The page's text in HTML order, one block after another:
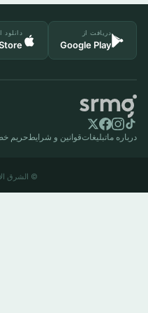
دریافت از
Google Play
دانلود از
درباره ماتبلیغاتقوانین و شرایطحریم
© الشرق